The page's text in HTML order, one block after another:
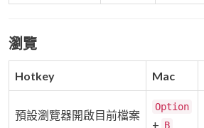
瀏覽
Hotkey Mac
預設瀏覽器開啟目前檔案
Option
+ B